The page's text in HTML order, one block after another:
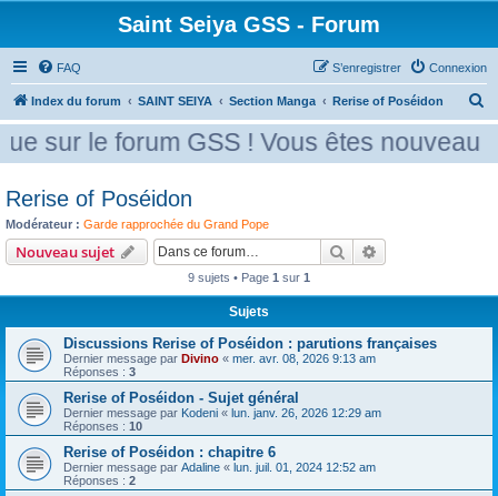
Saint Seiya GSS - Forum
FAQ Connexion
S’enregistrer
Index du forum SAINT SEIYA Section Manga Rerise of Poséidon
e
sur le forum GSS ! Vous êtes nouveau
Rerise of Poséidon
Modérateur : Garde rapprochée du Grand Pope
Nouveau sujet Rechercher
9 sujets • Page 1 sur 1
Sujets
Discussions Rerise of Poséidon : parutions françaises
Dernier message par Divino « mer. avr. 08, 2026 9:13 am
Réponses : 3
Rerise of Poséidon - Sujet général
Dernier message par Kodeni « lun. janv. 26, 2026 12:29 am
Réponses : 10
Rerise of Poséidon : chapitre 6
Dernier message par Adaline « lun. juil. 01, 2024 12:52 am
Réponses : 2